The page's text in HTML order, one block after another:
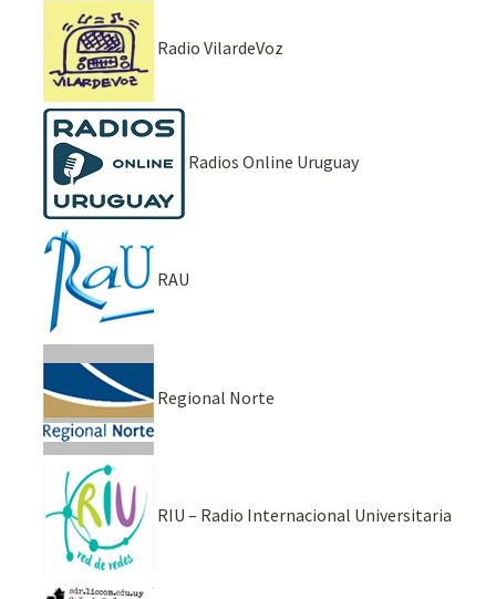
Radio VilardeVoz
Radios Online Uruguay
RAU
Regional Norte
RIU – Radio Internacional Universitaria